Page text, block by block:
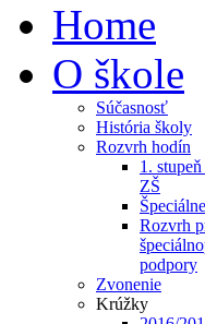
Home
O škole
Súčasnosť
História školy
Rozvrh hodín
1.
ZŠ
Rozvrh
podpory
Zvonenie
Krúžky